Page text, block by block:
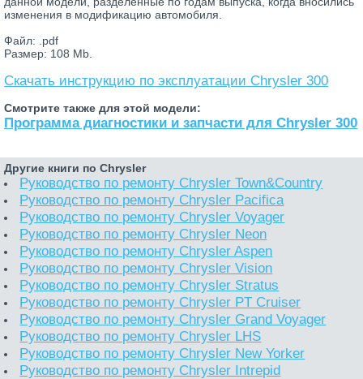
изменения в модификацию автомобиля.
Файл: .pdf
Размер: 108 Mb.
Скачать инструкцию по эксплуатации Chrysler 300
Смотрите также для этой модели:
Программа диагностики и запчасти для Chrysler 300
Другие книги по Chrysler
Руководство по ремонту Chrysler Town&Country
Руководство по ремонту Chrysler Pacifica
Руководство по ремонту Chrysler Voyager
Руководство по ремонту Chrysler Neon
Руководство по ремонту Chrysler Aspen
Руководство по ремонту Chrysler Vision
Руководство по ремонту Chrysler Stratus
Руководство по ремонту Chrysler PT Cruiser
Руководство по ремонту Chrysler Grand Voyager
Руководство по ремонту Chrysler LHS
Руководство по ремонту Chrysler New Yorker
Руководство по ремонту Chrysler Intrepid